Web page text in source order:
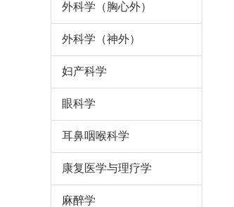
外科学（胸心外）
外科学（神外）
妇产科学
眼科学
耳鼻咽喉科学
康复医学与理疗学
麻醉学